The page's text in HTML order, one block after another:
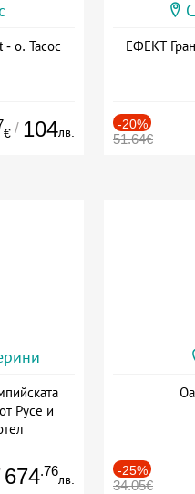
о. Тасос
€ / 104лв.
ЕФЕКТ
-20%
51.64€
Русе и
674.76
лв.
-25%
34.05€